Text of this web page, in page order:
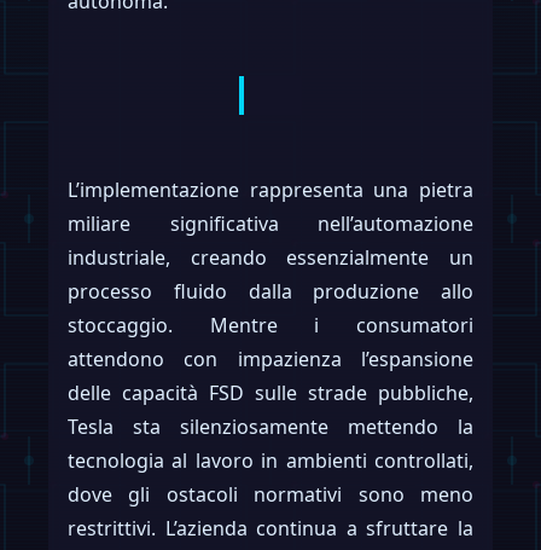
L’implementazione rappresenta una pietra
miliare significativa nell’automazione
industriale, creando essenzialmente un
processo fluido dalla produzione allo
stoccaggio. Mentre i consumatori
attendono con impazienza l’espansione
delle capacità FSD sulle strade pubbliche,
Tesla sta silenziosamente mettendo la
tecnologia al lavoro in ambienti controllati,
dove gli ostacoli normativi sono meno
restrittivi. L’azienda continua a sfruttare la